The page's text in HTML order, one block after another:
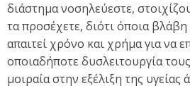
διάστημα νοσηλεύεστε,
τα προσέχετε, διότι όποια
απαιτεί χρόνο και χρήμα για να
οποιαδήποτε δυσλειτουργία
μοιραία στην εξέλιξη της